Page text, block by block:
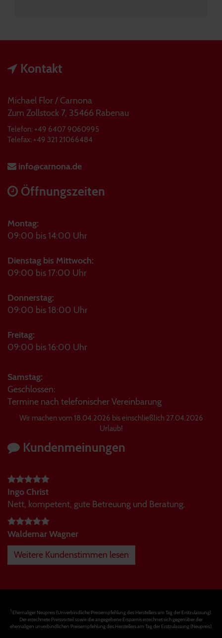
Kontakt
Michael Flor / Carnona
Zum Zollstock 7, 35466 Rabenau
Telefon: +49 6407 9060995
Telefax: +49 321 21066484
info@carnona.de
Öffnungszeiten
Montag:
09:00 bis 14:00 Uhr
Dienstag bis Mittwoch:
09:00 bis 17:00 Uhr
Donnerstag:
09:00 bis 18:00 Uhr
Freitag:
09:00 bis 16:00 Uhr
Samstag:
Geschlossen:
Termine nach telefonischer Vereinbarung
Wir machen vom 18.04.2026 bis einschließlich 27.04.2026
Urlaub!
Kundenmeinungen
Ingo Christ
Nett, kompetent, gute Betreuung und Beratung.
Waldemar Wagner
Weitere Kundenstimmen lesen
1Ehemaliger Neupreis (Unverbindliche Preisempfehlung des Herstellers am Tag der Erstzulassung).
Der errechnete Preisvorteil sowie die angegebene Ersparnis errechnet sich gegenüber der
ehemaligen unverbindlichen Preisempfehlung des Herstellers am Tag der Erstzulassung (Neupreis).